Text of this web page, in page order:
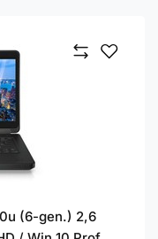
(6-gen.) 2,6